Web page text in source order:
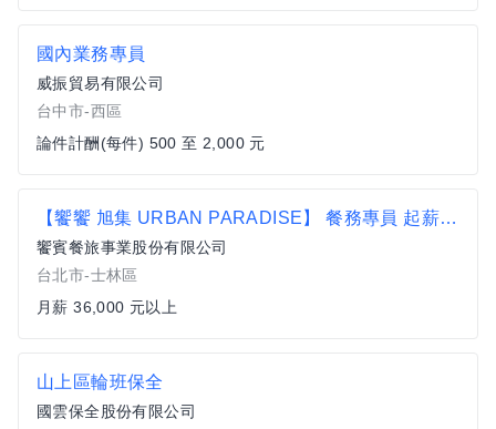
國內業務專員
威振貿易有限公司
台中市-西區
論件計酬(每件) 500 至 2,000 元
【饗饗 旭集 URBAN PARADISE】 餐務專員 起薪36K起 歡迎二度就業者加入【士林區】
饗賓餐旅事業股份有限公司
台北市-士林區
月薪 36,000 元以上
山上區輪班保全
國雲保全股份有限公司